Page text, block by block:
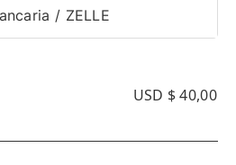
/ ZELLE
USD $40,00